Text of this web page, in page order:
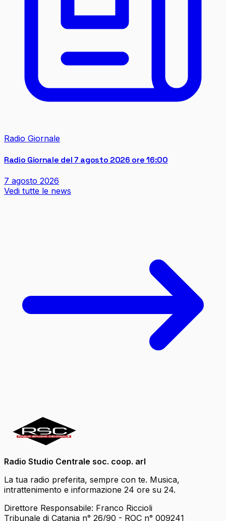
Radio Giornale
Radio Giornale del 7 agosto 2026 ore 16:00
7 agosto 2026
Vedi tutte le news
Radio Studio Centrale soc. coop. arl
La tua radio preferita, sempre con te. Musica,
intrattenimento e informazione 24 ore su 24.
Direttore Responsabile: Franco Riccioli
Tribunale di Catania n° 26/90 - ROC n° 009241